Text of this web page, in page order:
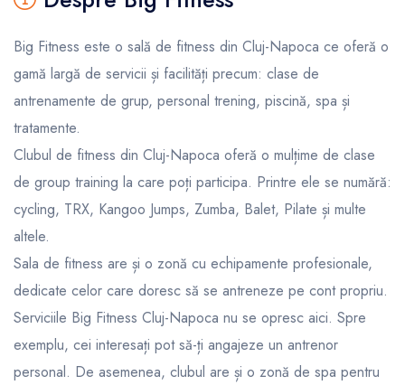
Big Fitness este o sală de fitness din Cluj-Napoca ce oferă o
gamă largă de servicii și facilități precum: clase de
antrenamente de grup, personal trening, piscină, spa și
tratamente.
Clubul de fitness din Cluj-Napoca oferă o mulțime de clase
de group training la care poți participa. Printre ele se numără:
cycling, TRX, Kangoo Jumps, Zumba, Balet, Pilate și multe
altele.
Sala de fitness are și o zonă cu echipamente profesionale,
dedicate celor care doresc să se antreneze pe cont propriu.
Serviciile Big Fitness Cluj-Napoca nu se opresc aici. Spre
exemplu, cei interesați pot să-ți angajeze un antrenor
personal. De asemenea, clubul are și o zonă de spa pentru